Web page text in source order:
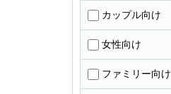
カップル向け
女性向け
ファミリー向け